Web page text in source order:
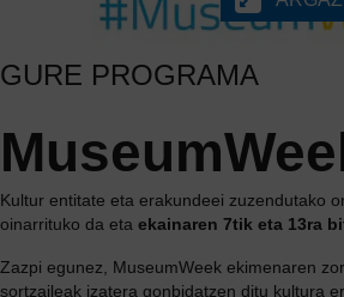
GURE PROGRAMA
Kultur entitate eta erakundeei zuzendutako
oinarrituko da eta ekainaren 7tik eta 13ra
Zazpi egunez, MuseumWeek ekimenaren
sortzaileak izatera gonbidatzen ditu kultura